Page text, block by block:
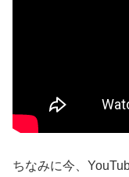
ちなみに今、